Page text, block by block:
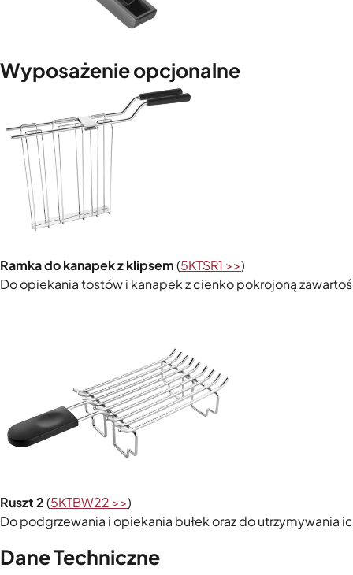
Wyposażenie opcjonalne
Ramka do kanapek z klipsem(5KTSR1 >>)
Do opiekania tostów i kanapek z cienko pokrojoną
Ruszt 2(5KTBW22 >>)
Do podgrzewania i opiekania bułek oraz do utrzymywania
Dane Techniczne